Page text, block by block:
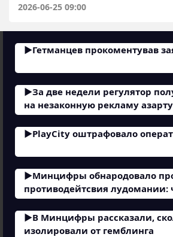
2026-06-25 09:00
Гетманцев прокоментував
За две недели регулятор
на незаконную рекламу азарту
PlayCity оштрафовало
Минцифры обнародовало
противодейтсвия лудомании:
В Минцифры рассказали,
изолировали от гемблинга